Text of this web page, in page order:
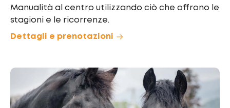
Manualità al centro utilizzando ciò che offrono le
stagioni e le ricorrenze.
Dettagli e prenotazioni